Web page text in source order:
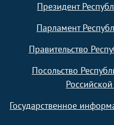
Президент
Парламент
Правительство
Посольство
Государственное